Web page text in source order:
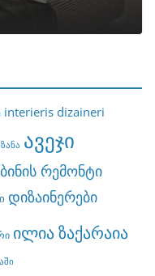
interieris dizaineri
ავეჯი
ბინის რემონტი
დიზაინერები
ილია ზაქარაია